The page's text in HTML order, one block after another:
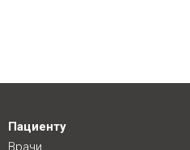
Пациенту
Врачи